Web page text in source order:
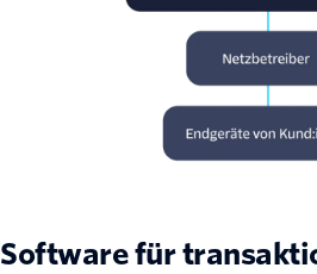
Software für